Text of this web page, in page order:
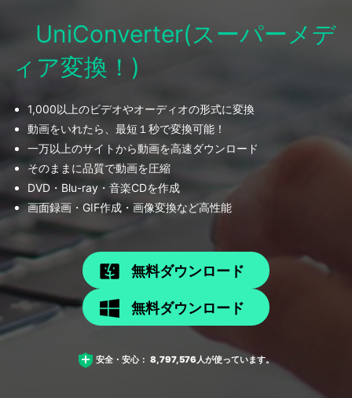
UniConverter(スーパーメデ
ィア変換！)
1,000以上のビデオやオーディオの形式に変換
動画をいれたら、最短１秒で変換可能！
一万以上のサイトから動画を高速ダウンロード
そのままに品質で動画を圧縮
DVD・Blu-ray・音楽CDを作成
画面録画・GIF作成・画像変換など高性能
無料ダウンロード
無料ダウンロード
安全・安心： 8,797,576人が使っています。